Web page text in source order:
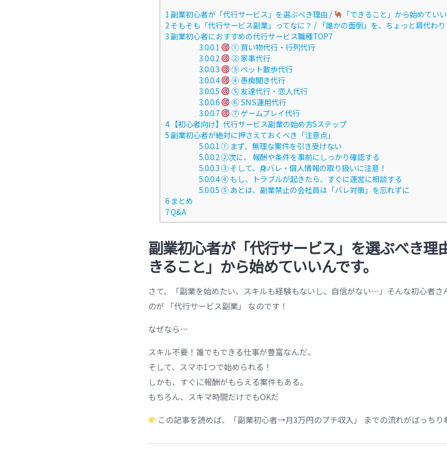
1副業初心者が「代行サービス」を選ぶべき理由 /
「できること」から始めてい
2そもそも「代行サービス副業」ってなに？ / 「誰かの面倒」を、ちょっと肩代わ
3副業初心者におすすめの代行サービス職種TOP7
3.0.0.1
① 買い物代行・行列代行
3.0.0.2
② 家事代行
3.0.0.3
③ ペット散歩代行
3.0.0.4
④ 愚痴聞き代行
3.0.0.5
⑤ 友達代行・恋人代行
3.0.0.6
⑥ SNS運用代行
3.0.0.7
⑦ ゲームプレイ代行
4【初心者向け】代行サービス副業の始め方5ステップ
5副業初心者が絶対に押さえておくべき「注意点」
5.0.0.1① まず、無理な案件を引き受けない
5.0.0.2②次に、 報酬や条件を事前にしっかり確認する
5.0.0.3③ そして、身バレ・個人情報の取り扱いに注意！
5.0.0.4④ もし、トラブルが起きたら、すぐに運営に相談する
5.0.0.5⑤ あとは、副業禁止の会社員は「バレ対策」を忘れずに
6まとめ
7Q&A
副業初心者が「代行サービス」を選ぶべき理
きること」から始めていいんです。
さて、「副業を始めたい、スキルも経験もないし、自信がない…」そんな初心者さ
のが 「代行サービス副業」 なのです！
なぜなら…
スキル不要！誰でもできる仕事が豊富なんだ。
そして、スマホ1つで始められる！
しかも、すぐに報酬がもらえる案件もある。
もちろん、スキマ時間だけでもOKだ
この記事を読めば、「副業初心者→月3万円のプチ収入」 までの流れがばっちり